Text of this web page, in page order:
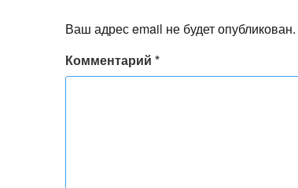
Ваш адрес email не будет опубликован.
Комментарий *